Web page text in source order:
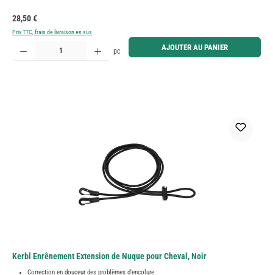
Prix régulier :
28,50 €
Prix TTC, frais de livraison en sus
Quantité de produit : Entrez la quantité souhaitée ou utilisez les boutons pour augmenter ou
pc AJOUTER AU PANIER
Kerbl Enrênement Extension de Nuque pour Cheval, Noir
Correction en douceur des problèmes d'encolure